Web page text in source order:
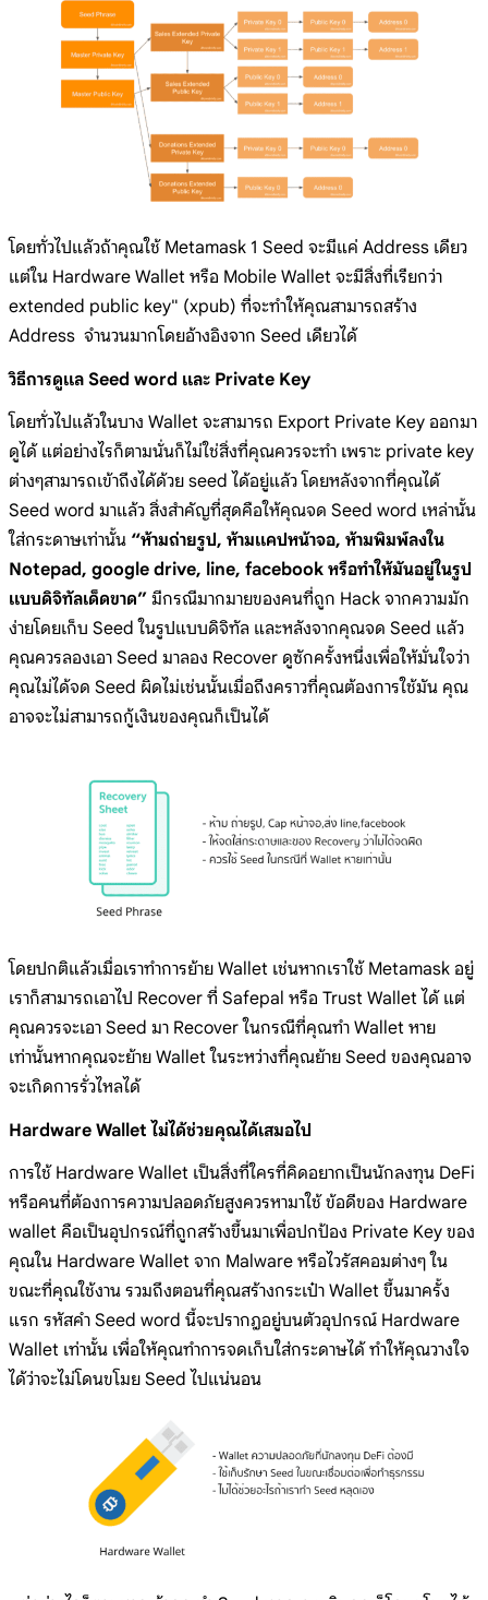
โดยทั่วไปแล้วถ้าคุณใช้ Metamask 1 Seed จะมีแค่ Address เดียว
แต่ใน Hardware Wallet หรือ Mobile Wallet จะมีสิ่งที่เรียกว่า
extended public key" (xpub) ที่จะทำให้คุณสามารถสร้าง
Address จำนวนมากโดยอ้างอิงจาก Seed เดียวได้
วิธีการดูแล Seed word และ Private Key
โดยทั่วไปแล้วในบาง Wallet จะสามารถ Export Private Key ออกมา
ดูได้ แต่อย่างไรก็ตามนั่นก็ไม่ใช่สิ่งที่คุณควรจะทำ เพราะ private key
ต่างๆสามารถเข้าถึงได้ด้วย seed ได้อยู่แล้ว โดยหลังจากที่คุณได้
Seed word มาแล้ว สิ่งสำคัญที่สุดคือให้คุณจด Seed word เหล่านั้น
ใส่กระดาษเท่านั้น “ห้ามถ่ายรูป, ห้ามแคปหน้าจอ, ห้ามพิมพ์ลงใน
Notepad, google drive, line, facebook หรือทำให้มันอยู่ในรูป
แบบดิจิทัลเด็ดขาด” มีกรณีมากมายของคนที่ถูก Hack จากความมัก
ง่ายโดยเก็บ Seed ในรูปแบบดิจิทัล และหลังจากคุณจด Seed แล้ว
คุณควรลองเอา Seed มาลอง Recover ดูซักครั้งหนึ่งเพื่อให้มั่นใจว่า
คุณไม่ได้จด Seed ผิดไม่เช่นนั้นเมื่อถึงคราวที่คุณต้องการใช้มัน คุณ
อาจจะไม่สามารถกู้เงินของคุณก็เป็นได้
โดยปกติแล้วเมื่อเราทำการย้าย Wallet เช่นหากเราใช้ Metamask อยู่
เราก็สามารถเอาไป Recover ที่ Safepal หรือ Trust Wallet ได้ แต่
คุณควรจะเอา Seed มา Recover ในกรณีที่คุณทำ Wallet หาย
เท่านั้นหากคุณจะย้าย Wallet ในระหว่างที่คุณย้าย Seed ของคุณอาจ
จะเกิดการรั่วไหลได้
Hardware Wallet ไม่ได้ช่วยคุณได้เสมอไป
การใช้ Hardware Wallet เป็นสิ่งที่ใครที่คิดอยากเป็นนักลงทุน DeFi
หรือคนที่ต้องการความปลอดภัยสูงควรหามาใช้ ข้อดีของ Hardware
wallet คือเป็นอุปกรณ์ที่ถูกสร้างขึ้นมาเพื่อปกป้อง Private Key ของ
คุณใน Hardware Wallet จาก Malware หรือไวรัสคอมต่างๆ ใน
ขณะที่คุณใช้งาน รวมถึงตอนที่คุณสร้างกระเป๋า Wallet ขึ้นมาครั้ง
แรก รหัสคำ Seed word นี้จะปรากฎอยู่บนตัวอุปกรณ์ Hardware
Wallet เท่านั้น เพื่อให้คุณทำการจดเก็บใส่กระดาษได้ ทำให้คุณวางใจ
ได้ว่าจะไม่โดนขโมย Seed ไปแน่นอน